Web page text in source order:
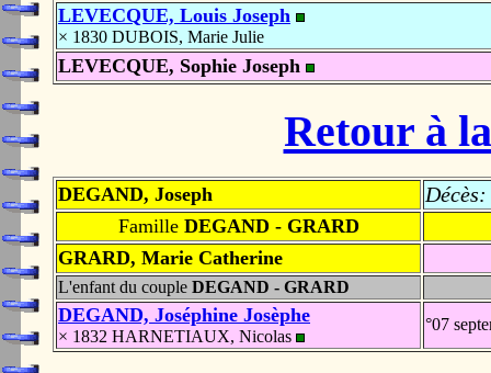
LEVECQUE, Louis Joseph
× 1830 DUBOIS, Marie Julie
LEVECQUE, Sophie Joseph
Retour à
DEGAND, Joseph Décès:
FamilleDEGAND - GRARD
GRARD, Marie Catherine
L'enfant du couple DEGAND - GRARD
DEGAND, Joséphine Josèphe
× 1832 HARNETIAUX, Nicolas
°07